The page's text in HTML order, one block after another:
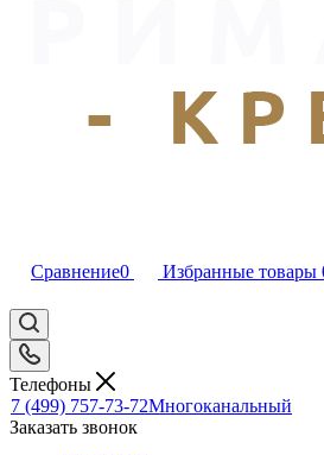
Сравнение0 Избранные товары
Телефоны
7 (499) 757-73-72Многоканальный
Заказать звонок